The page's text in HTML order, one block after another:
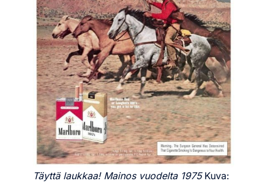
Täyttä laukkaa! Mainos vuodelta 1975Kuva: